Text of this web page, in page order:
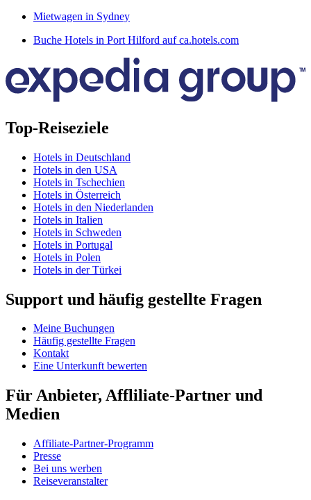
Mietwagen in Sydney
Buche Hotels in Port Hilford auf ca.hotels.com
Top-Reiseziele
Hotels in Deutschland
Hotels in den USA
Hotels in Tschechien
Hotels in Österreich
Hotels in den Niederlanden
Hotels in Italien
Hotels in Schweden
Hotels in Portugal
Hotels in Polen
Hotels in der Türkei
Support und häufig gestellte Fragen
Meine Buchungen
Häufig gestellte Fragen
Kontakt
Eine Unterkunft bewerten
Für Anbieter, Affliliate-Partner und
Medien
Affiliate-Partner-Programm
Presse
Bei uns werben
Reiseveranstalter